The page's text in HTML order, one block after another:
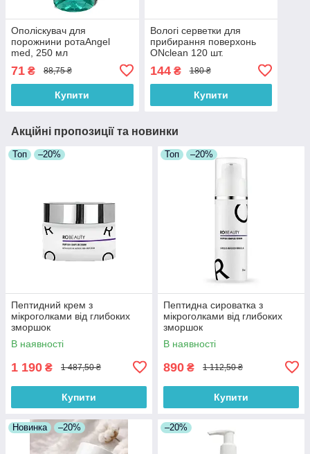
Ополіскувач для
порожнини ротаAngel
med, 250 мл
71 ₴ 88,75 ₴
Купити
Вологі серветки для
прибирання поверхонь
ONclean 120 шт.
144₴ 180 ₴
Купити
Акційні пропозиції та новинки
Топ –20%
Пептидний крем з
мікроголками від глибоких
зморшок
В наявності
1 190 ₴ 1 487,50 ₴
Купити
Топ –20%
Пептидна сироватка з
мікроголками від глибоких
зморшок
В наявності
890 ₴ 1 112,50 ₴
Купити
Новинка –20% –20%